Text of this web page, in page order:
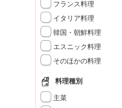
フランス料理
イタリア料理
韓国・朝鮮料理
エスニック料理
そのほかの料理
料理種別
主菜